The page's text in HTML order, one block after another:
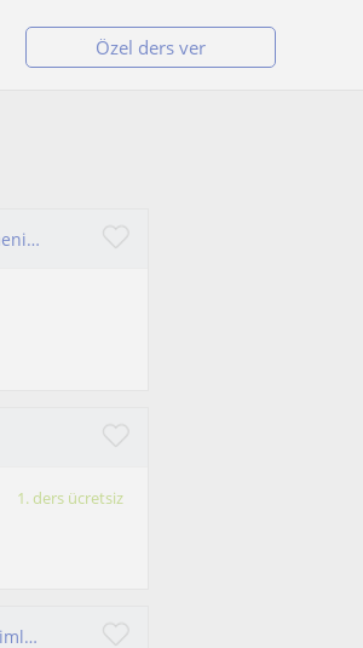
Özel ders ver
Merhaba, adım Beril, 17 yıl Fransa'da yaşadım, size Fransızca öğrenmenizde yardımcı olabilirim.12.sınıf'a kadar eğitim verebilirim
1. ders ücretsiz
Kendimi iletişim becerileri güçlü, insan ilişkilerinde başarılı ve deneyimlerini paylaşmayı seven biri olarak tanımlıyorum. Turizm